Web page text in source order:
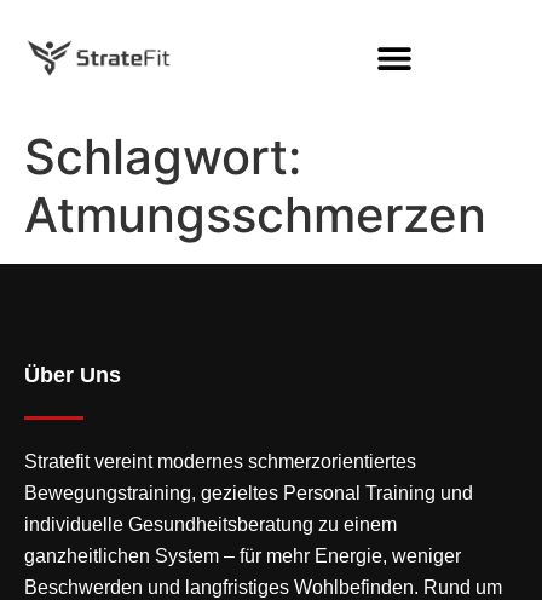
Schlagwort:
Atmungsschmerzen
Über Uns
Stratefit vereint modernes schmerzorientiertes
Bewegungstraining, gezieltes Personal Training und
individuelle Gesundheitsberatung zu einem
ganzheitlichen System – für mehr Energie, weniger
Beschwerden und langfristiges Wohlbefinden. Rund um